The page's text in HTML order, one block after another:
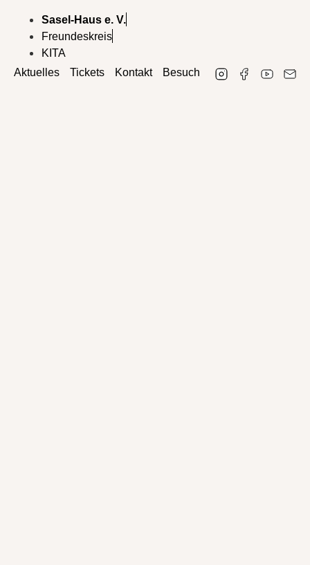
Sasel-Haus e. V.
Freundeskreis
KITA
Aktuelles
Tickets Kontakt Besuch